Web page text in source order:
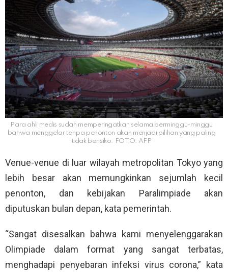
Para ahli medis sudah memperingatkan selama berminggu-minggu
bahwa menggelar tanpa penonton akan menjadi pilihan yang paling
tidak berisiko. FOTO: AFP
Venue-venue di luar wilayah metropolitan Tokyo yang
lebih besar akan memungkinkan sejumlah kecil
penonton, dan kebijakan Paralimpiade akan
diputuskan bulan depan, kata pemerintah.
“Sangat disesalkan bahwa kami menyelenggarakan
Olimpiade dalam format yang sangat terbatas,
menghadapi penyebaran infeksi virus corona,” kata